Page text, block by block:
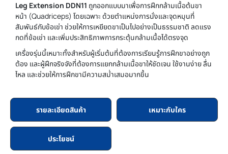
Leg Extension DDN11 ถูกออกแบบมาเพื่อการฝึกกล้ามเนื้อต้นขา
หน้า (Quadriceps) โดยเฉพาะ ด้วยตำแหน่งการนั่งและจุดหมุนที่
สัมพันธ์กับข้อเข่า ช่วยให้การเหยียดขาเป็นไปอย่างเป็นธรรมชาติ ลดแรง
กดที่ข้อเข่า และเพิ่มประสิทธิภาพการกระตุ้นกล้ามเนื้อได้ตรงจุด
เครื่องรุ่นนี้เหมาะทั้งสำหรับผู้เริ่มต้นที่ต้องการเรียนรู้การฝึกขาอย่างถูก
ต้อง และผู้ฝึกจริงจังที่ต้องการแยกกล้ามเนื้อขาให้ชัดเจน ใช้งานง่าย ลื่น
ไหล และช่วยให้การฝึกขามีความสม่ำเสมอมากขึ้น
รายละเอียดสินค้า เหมาะกับใคร
ประโยชน์